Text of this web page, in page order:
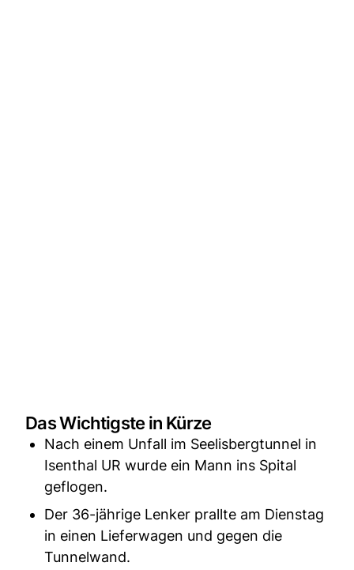
Das Wichtigste in Kürze
Nach einem Unfall im Seelisbergtunnel in
Isenthal UR wurde ein Mann ins Spital
geflogen.
Der 36-jährige Lenker prallte am Dienstag
in einen Lieferwagen und gegen die
Tunnelwand.